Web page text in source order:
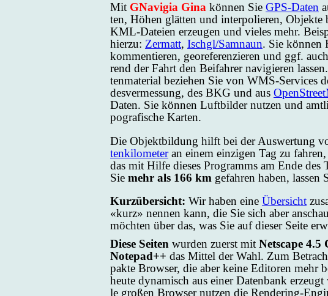
Mit GNavigia Gina kön­nen Sie GPS-Daten
ten, Hö­hen glät­ten und in­ter­po­lie­ren, Ob­jek­te
KML-Datei­en er­zeu­gen und vie­les mehr.
hier­zu: Zer­matt, Ischgl/Samnaun. Sie kön­nen
kom­men­tie­ren, ge­o­re­fe­ren­zie­ren und ggf.
rend der Fahrt den Bei­fah­rer na­vi­gie­ren
ten­ma­te­ri­al be­zie­hen Sie von WMS-Ser­vices
des­ver­mes­sung, des BKG und aus
Da­ten. Sie kön­nen Luft­bil­der nut­zen und
po­gra­fi­sche Kar­ten.
Die Ob­jekt­bil­dung hilft bei der Aus­wer­tung
ten­ki­lo­me­teran ei­nem ein­zi­gen Tag zu
das mit Hil­fe die­ses Pro­gramms am En­de des
Sie mehr als 166 km ge­fah­ren ha­ben, las­sen
Kurz­über­sicht: Wir ha­ben ei­ne Über­sicht
«kurz» nen­nen kann, die Sie sich aber
möch­ten über das, was Sie auf die­ser Sei­te
Die­se Sei­ten wur­den zu­erst mit Nets­ca­pe 4.5
Notepad++ das Mit­tel der Wahl. Zum
pak­te Brow­ser, die aber kei­ne Edi­to­ren mehr
heu­te dy­na­misch aus ei­ner Da­ten­bank
le gro­ßen Brow­ser nut­zen die Ren­de­ring-